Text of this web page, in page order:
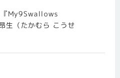
『My9Swallows
生（たかむら こうせ